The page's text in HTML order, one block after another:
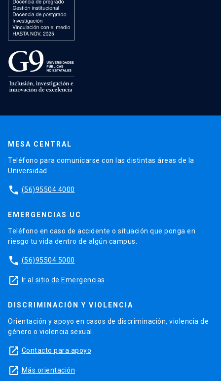
MESA CENTRAL
Teléfono para comunicarse con las distintas áreas de la
Universidad.
phone (56)95504 4000
EMERGENCIAS UC
Teléfono en caso de accidente o situación que ponga en
riesgo tu vida dentro de algún campus.
phone (56)95504 5000
launch Ir al sitio de Emergencias
DISCRIMINACIÓN Y VIOLENCIA
Orientación y apoyo en casos de discriminación, violencia de
género o violencia sexual.
launch Contacto para apoyo
launch Más orientación